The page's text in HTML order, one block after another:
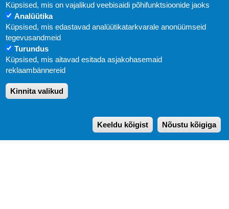
Uudised
KIRJASTUS PEGASUS OÜ © 2020
Paldiski mnt. 29 (A korpus VI korrus), Tallinn
E-post:pegasus[at]pegasus.ee
Küpsised, mis on vajalikud veebisaidi põhifunktsioonide jaoks
Analüütika
Küpsised, mis edastavad analüütikatarkvarale anonüümseid
tegevusandmeid
Turundus
Küpsised, mis aitavad esitada asjakohasemaid
reklaambännereid
Kinnita valikud
Keeldu kõigist Nõustu kõigiga